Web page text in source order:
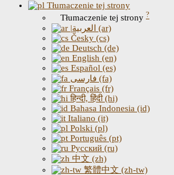
Tłumaczenie tej strony
Tłumaczenie tej strony ?
|العربية (ar)
Česky (cs)
Deutsch (de)
English (en)
Español (es)
فارسی (fa)
Français (fr)
हिन्दी, हिंदी (hi)
Bahasa Indonesia (id)
Italiano (it)
Polski (pl)
Português (pt)
Русский (ru)
中文 (zh)
繁體中文 (zh-tw)